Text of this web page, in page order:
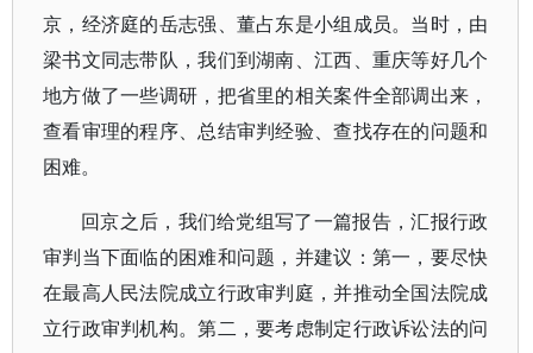
京，经济庭的岳志强、董占东是小组成员。当时，由
梁书文同志带队，我们到湖南、江西、重庆等好几个
地方做了一些调研，把省里的相关案件全部调出来，
查看审理的程序、总结审判经验、查找存在的问题和
困难。
回京之后，我们给党组写了一篇报告，汇报行政
审判当下面临的困难和问题，并建议：第一，要尽快
在最高人民法院成立行政审判庭，并推动全国法院成
立行政审判机构。第二，要考虑制定行政诉讼法的问